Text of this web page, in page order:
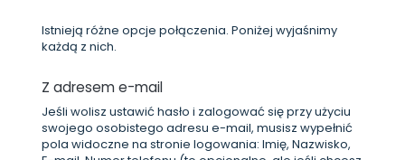
Istnieją różne opcje połączenia. Poniżej wyjaśnimy
każdą z nich.
Z adresem e-mail
Jeśli wolisz ustawić hasło i zalogować się przy użyciu
swojego osobistego adresu e-mail, musisz wypełnić
pola widoczne na stronie logowania: Imię, Nazwisko,